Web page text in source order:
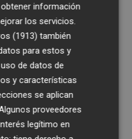
información
los servicios.
(1913) también
para estos y
de datos de
y características
se aplican
proveedores
legítimo en